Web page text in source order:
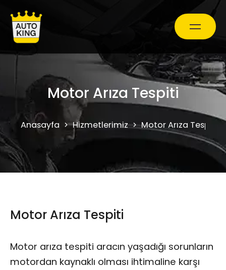
Araç Bakım ve Onarım
Oto Ekspertiz Hizmetleri
Kampanyalar
Randevu Al
Motor Arıza Tespiti
Anasayfa Hizmetlerimiz Motor Arıza Tespiti
Motor Arıza Tespiti
Motor arıza tespiti aracın yaşadığı sorunların
motordan kaynaklı olması ihtimaline karşı